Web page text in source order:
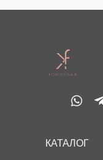
КАТАЛОГ